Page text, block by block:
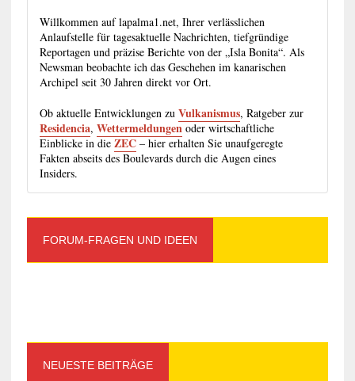
Willkommen auf lapalma1.net, Ihrer verlässlichen
Anlaufstelle für tagesaktuelle Nachrichten, tiefgründige
Reportagen und präzise Berichte von der „Isla Bonita“. Als
Newsman beobachte ich das Geschehen im kanarischen
Archipel seit 30 Jahren direkt vor Ort.
Ob aktuelle Entwicklungen zu Vulkanismus, Ratgeber zur
Residencia, Wettermeldungen oder wirtschaftliche
Einblicke in dieZEC– hier erhalten Sie unaufgeregte
Fakten abseits des Boulevards durch die Augen eines
Insiders.
FORUM-FRAGEN UND IDEEN
NEUESTE BEITRÄGE